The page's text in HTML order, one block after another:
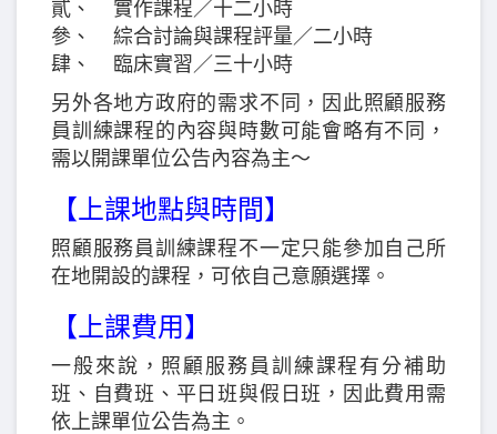
貳、 實作課程／十二小時
參、 綜合討論與課程評量／二小時
肆、 臨床實習／三十小時
另外各地方政府的需求不同，因此照顧服務
員訓練課程的內容與時數可能會略有不同，
需以開課單位公告內容為主～
【上課地點與時間】
照顧服務員訓練課程不一定只能參加自己所
在地開設的課程，可依自己意願選擇。
【上課費用】
一般來說，照顧服務員訓練課程有分補助
班、自費班、平日班與假日班，因此費用需
依上課單位公告為主。